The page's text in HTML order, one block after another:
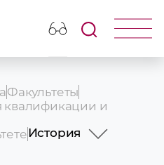
Факультеты
квалификации и
История